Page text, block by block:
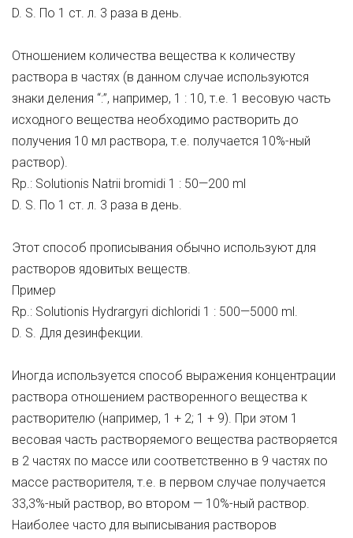
D. S. По 1 ст. л. 3 раза в день.
Отношением количества вещества к количеству
раствора в частях (в данном случае используются
знаки деления “:”, например, 1 : 10, т.е. 1 весовую часть
исходного вещества необходимо растворить до
получения 10 мл раствора, т.е. получается 10%-ный
раствор).
Rp.: Solutionis Natrii bromidi 1 : 50—200 ml
D. S. По 1 ст. л. 3 раза в день.
Этот способ прописывания обычно используют для
растворов ядовитых веществ.
Пример
Rp.: Solutionis Hydrargyri dichloridi 1 : 500—5000 ml.
D. S. Для дезинфекции.
Иногда используется способ выражения концентрации
раствора отношением растворенного вещества к
растворителю (например, 1 + 2; 1 + 9). При этом 1
весовая часть растворяемого вещества растворяется
в 2 частях по массе или соответственно в 9 частях по
массе растворителя, т.е. в первом случае получается
33,3%-ный раствор, во втором — 10%-ный раствор.
Наиболее часто для выписывания растворов